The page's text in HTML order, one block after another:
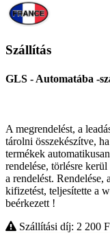
Szállítás
GLS - Automatába -
A megrendelést, a
tárolni összekészítve,
termékek
rendelése, törlésre
a rendelést. Rendelése,
kifizetést, teljesítette a
beérkezett !
Szállítási díj: 2 200